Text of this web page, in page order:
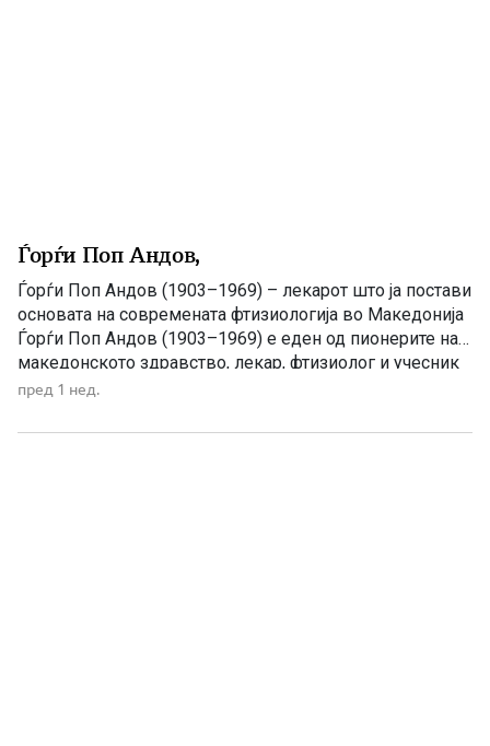
Ѓорѓи Поп Андов,
Ѓорѓи Поп Андов (1903–1969) – лекарот што ја постави
основата на современата фтизиологија во Македонија
Ѓорѓи Поп Андов (1903–1969) е еден од пионерите на
македонското здравство, лекар, фтизиолог и учесник
во Народноослободителната борба. Особено е
Специјалната болница за туберкулоза во Битола,
пред 1 нед.